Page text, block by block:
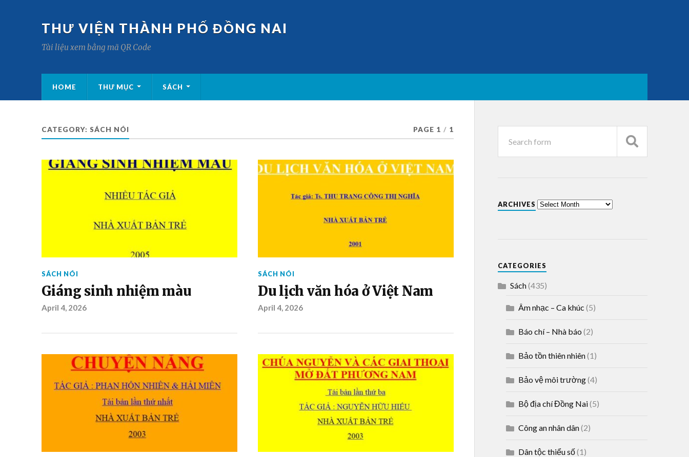
THƯ VIỆN THÀNH PHỐ ĐỒNG NAI
Tài liệu xem bằng mã QR Code
HOME THƯ MỤC SÁCH
CATEGORY: SÁCH NÓI PAGE 1 / 1
SÁCH NÓI
Giáng sinh nhiệm màu
April 4, 2026
SÁCH NÓI
Du lịch văn hóa ở Việt Nam
April 4, 2026
ARCHIVES
CATEGORIES
Sách(435)
Âm nhạc – Ca khúc (5)
Báo chí – Nhà báo (2)
Bảo tồn thiên nhiên(1)
Bảo vệ môi trường(4)
Bộ địa chí Đồng Nai(5)
Công an nhân dân(2)
Dân tộc thiểu số(1)